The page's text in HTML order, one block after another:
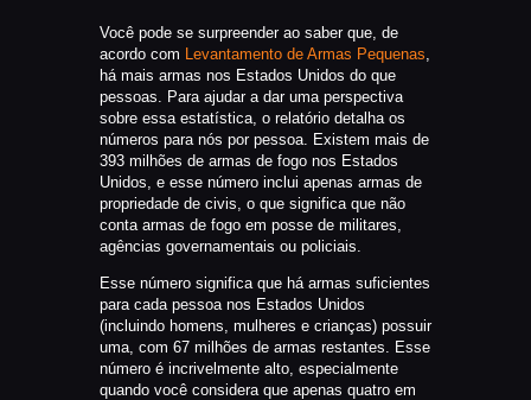
Você pode se surpreender ao saber que, de
acordo com
Levantamento de Armas Pequenas
há mais armas nos Estados Unidos do que
pessoas. Para ajudar a dar uma perspectiva
sobre essa estatística, o relatório detalha os
números para nós por pessoa. Existem mais de
393 milhões de armas de fogo nos Estados
Unidos, e esse número inclui apenas armas de
propriedade de civis, o que significa que não
conta armas de fogo em posse de militares,
agências governamentais ou policiais.
Esse número significa que há armas suficientes
para cada pessoa nos Estados Unidos
(incluindo homens, mulheres e crianças) possuir
uma, com 67 milhões de armas restantes. Esse
número é incrivelmente alto, especialmente
quando você considera que apenas quatro em